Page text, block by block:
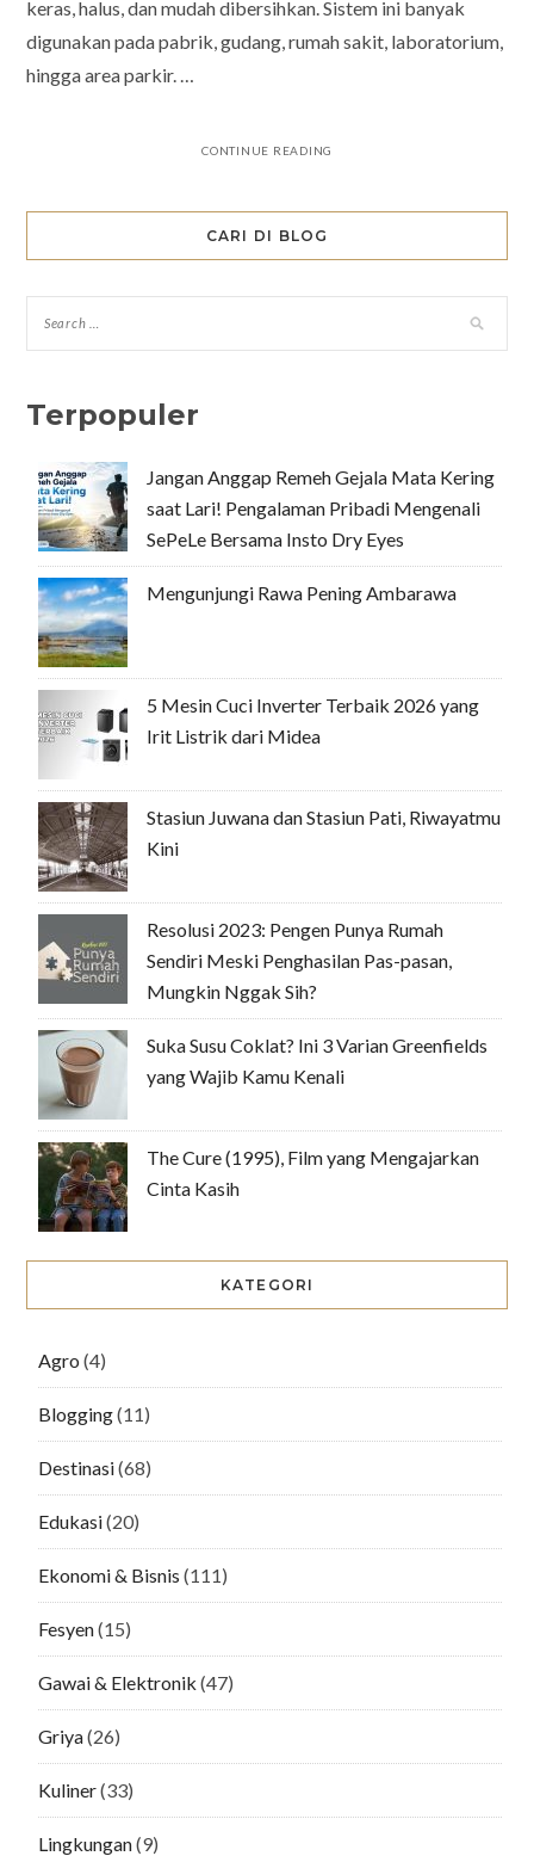
keras, halus, dan mudah dibersihkan. Sistem ini banyak
digunakan pada pabrik, gudang, rumah sakit, laboratorium,
hingga area parkir. …
CONTINUE READING
CARI DI BLOG
Terpopuler
Jangan Anggap Remeh Gejala Mata Kering
saat Lari! Pengalaman Pribadi Mengenali
SePeLe Bersama Insto Dry Eyes
Mengunjungi Rawa Pening Ambarawa
5 Mesin Cuci Inverter Terbaik 2026 yang
Irit Listrik dari Midea
Stasiun Juwana dan Stasiun Pati, Riwayatmu
Kini
Resolusi 2023: Pengen Punya Rumah
Sendiri Meski Penghasilan Pas-pasan,
Mungkin Nggak Sih?
Suka Susu Coklat? Ini 3 Varian Greenfields
yang Wajib Kamu Kenali
The Cure (1995), Film yang Mengajarkan
Cinta Kasih
KATEGORI
Agro (4)
Blogging(11)
Destinasi(68)
Edukasi(20)
Ekonomi & Bisnis (111)
Fesyen(15)
Gawai & Elektronik (47)
Griya(26)
Kuliner(33)
Lingkungan(9)